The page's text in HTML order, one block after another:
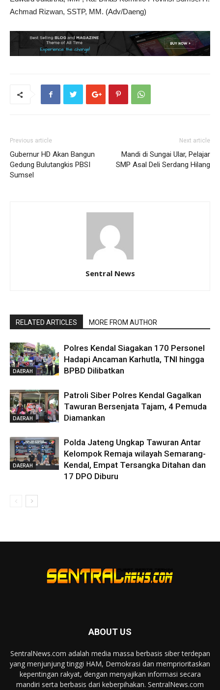
Achmad Rizwan, SSTP, MM. (Adv/Daeng)
Previous article
Gubernur HD Akan Bangun
Gedung Bulutangkis PBSI
Sumsel
Next article
Mandi di Sungai Ular, Pelajar
SMP Asal Deli Serdang Hilang
Sentral News
RELATED ARTICLES MORE FROM AUTHOR
DAERAH
Polres Kendal Siagakan 170 Personel
Hadapi Ancaman Karhutla, TNI hingga
BPBD Dilibatkan
DAERAH
Patroli Siber Polres Kendal Gagalkan
Tawuran Bersenjata Tajam, 4 Pemuda
Diamankan
DAERAH
Polda Jateng Ungkap Tawuran Antar
Kelompok Remaja wilayah Semarang-
Kendal, Empat Tersangka Ditahan dan
17 DPO Diburu
ABOUT US
SentralNews.com adalah media massa berbasis siber terdepan
yang menjunjung tinggi HAM, Demokrasi dan memprioritaskan
kepentingan rakyat, dengan menyajikan informasi secara
mandiri serta berbasis dari keberpihakan. SentralNews.com